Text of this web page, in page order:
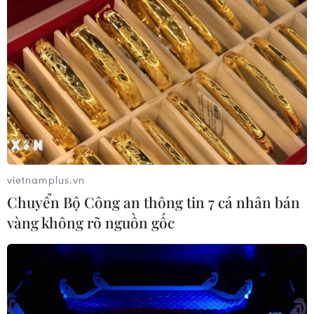
Người từng là luật sư riêng của Tổng
thống Trump trở thành Bộ trưởng Tư
pháp Mỹ
08/08/2026 23:28
Ấn Độ tái khẳng định cam kết tăng
cường quan hệ với ASEAN
08/08/2026 23:09
Giá lương thực thế giới tăng nhẹ vì
nắng nóng và bất ổn địa chính trị
08/08/2026 22:53
vietnamplus.vn
Chuyển Bộ Công an thông tin 7 cá nhân bán
vàng không rõ nguồn gốc